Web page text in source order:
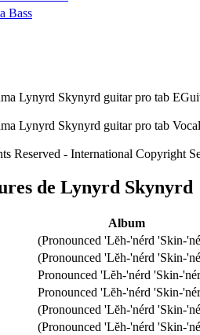
Bass
Reserved - International Copyright
de Lynyrd Skynyrd
Album
(Pronounced 'Lĕh-'nérd 'Skin-
(Pronounced 'Lĕh-'nérd 'Skin-
Pronounced 'Lĕh-'nérd 'Skin-
Pronounced 'Lĕh-'nérd 'Skin-
(Pronounced 'Lĕh-'nérd 'Skin-
(Pronounced 'Lĕh-'nérd 'Skin-